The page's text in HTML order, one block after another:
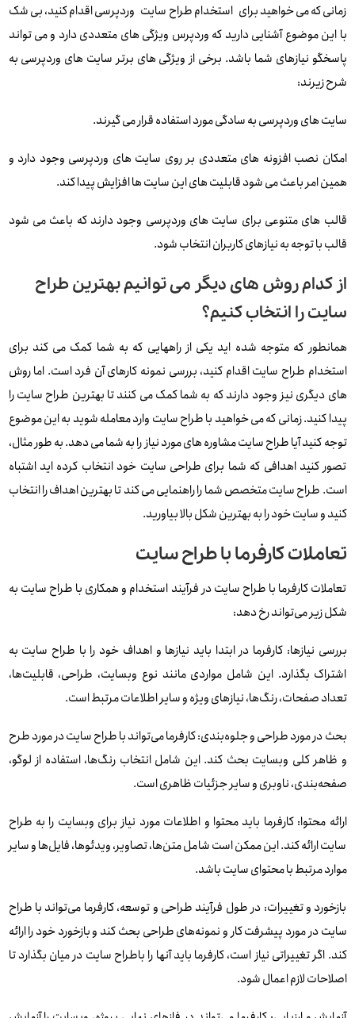
زمانی که می خواهید برای استخدام طراح سایت وردپرسی اقدام کنید، بی شک
با این موضوع آشنایی دارید که وردپرس ویژگی های متعددی دارد و می تواند
پاسخگو نیازهای شما باشد. برخی از ویژگی های برتر سایت های وردپرسی به
شرح زیرند:
سایت های وردپرسی به سادگی مورد استفاده قرار می گیرند.
امکان نصب افزونه های متعددی بر روی سایت های وردپرسی وجود دارد و
همین امر باعث می شود قابلیت های این سایت ها افزایش پیدا کند.
قالب های متنوعی برای سایت های وردپرسی وجود دارند که باعث می شود
قالب با توجه به نیازهای کاربران انتخاب شود.
از کدام روش های دیگر می توانیم بهترین طراح
سایت را انتخاب کنیم؟
همانطور که متوجه شده اید یکی از راههایی که به شما کمک می کند برای
استخدام طراح سایت اقدام کنید، بررسی نمونه کارهای آن فرد است. اما روش
های دیگری نیز وجود دارند که به شما کمک می کنند تا بهترین طراح سایت را
پیدا کنید. زمانی که می خواهید با طراح سایت وارد معامله شوید به این موضوع
توجه کنید آیا طراح سایت مشاوره های مورد نیاز را به شما می دهد. به طور مثال،
تصور کنید اهدافی که شما برای طراحی سایت خود انتخاب کرده اید اشتباه
است. طراح سایت متخصص شما را راهنمایی می کند تا بهترین اهداف را انتخاب
کنید و سایت خود را به بهترین شکل بالا بیاورید.
تعاملات کارفرما با طراح سایت
تعاملات کارفرما با طراح سایت در فرآیند استخدام و همکاری با طراح سایت به
شکل زیر می‌تواند رخ دهد:
بررسی نیازها: کارفرما در ابتدا باید نیازها و اهداف خود را با طراح سایت به
اشتراک بگذارد. این شامل مواردی مانند نوع وبسایت، طراحی، قابلیت‌ها،
تعداد صفحات، رنگ‌ها، نیازهای ویژه و سایر اطلاعات مرتبط است.
بحث در مورد طراحی و جلوه‌بندی: کارفرما می‌تواند با طراح سایت در مورد طرح
و ظاهر کلی وبسایت بحث کند. این شامل انتخاب رنگ‌ها، استفاده از لوگو،
صفحه‌بندی، ناوبری و سایر جزئیات ظاهری است.
ارائه محتوا: کارفرما باید محتوا و اطلاعات مورد نیاز برای وبسایت را به طراح
سایت ارائه کند. این ممکن است شامل متن‌ها، تصاویر، ویدئوها، فایل‌ها و سایر
موارد مرتبط با محتوای سایت باشد.
بازخورد و تغییرات: در طول فرآیند طراحی و توسعه، کارفرما می‌تواند با طراح
سایت در مورد پیشرفت کار و نمونه‌های طراحی بحث کند و بازخورد خود را ارائه
کند. اگر تغییراتی نیاز است، کارفرما باید آنها را باطراح سایت در میان بگذارد تا
اصلاحات لازم اعمال شود.